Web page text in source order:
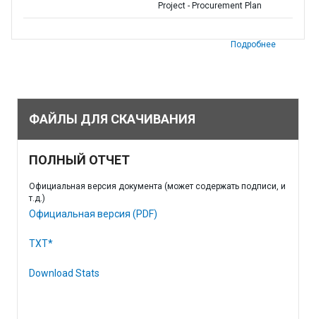
Project - Procurement Plan
Подробнее
ФАЙЛЫ ДЛЯ СКАЧИВАНИЯ
ПОЛНЫЙ ОТЧЕТ
Официальная версия документа (может содержать подписи, и
т.д.)
Официальная версия (PDF)
TXT*
Download Stats